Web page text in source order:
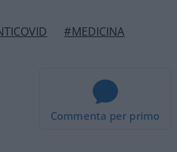
#MEDICINA
Commenta per primo